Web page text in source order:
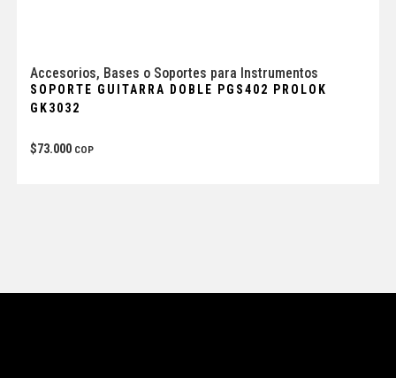
Accesorios, Bases o Soportes para Instrumentos
SOPORTE GUITARRA DOBLE PGS402 PROLOK
GK3032
$73.000 COP